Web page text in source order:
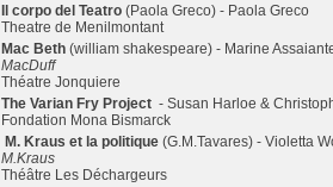
Il corpo del Teatro (Paola Greco) - Paola Greco
Theatre de Menilmontant
Mac Beth (william shakespeare) - Marine
MacDuff
Théatre Jonquiere
The Varian Fry Project - Susan Harloe &
Fondation Mona Bismarck
M. Kraus et la politique (G.M.Tavares) - Violetta
M.Kraus
Théâtre Les Déchargeurs